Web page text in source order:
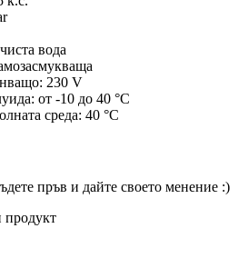
вода
230 V
от -10 до 40 °C
среда: 40 °C
пръв и дайте своето менение :)
продукт